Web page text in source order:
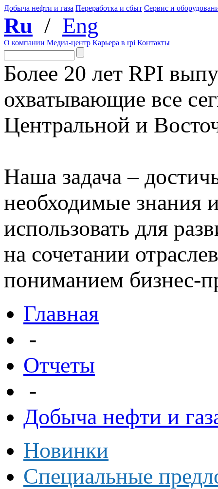
Добыча нефти и газа Переработка и сбыт Сервис и
Ru / Eng
О компании Медиа-центр Карьера в rpi Контакты
Более 20 лет RPI
охватывающие все
Центральной и
Наша задача –
необходимые знания
использовать для
на сочетании
пониманием бизнес-
Главная
-
Отчеты
-
Добыча нефти и
Новинки
Специальные